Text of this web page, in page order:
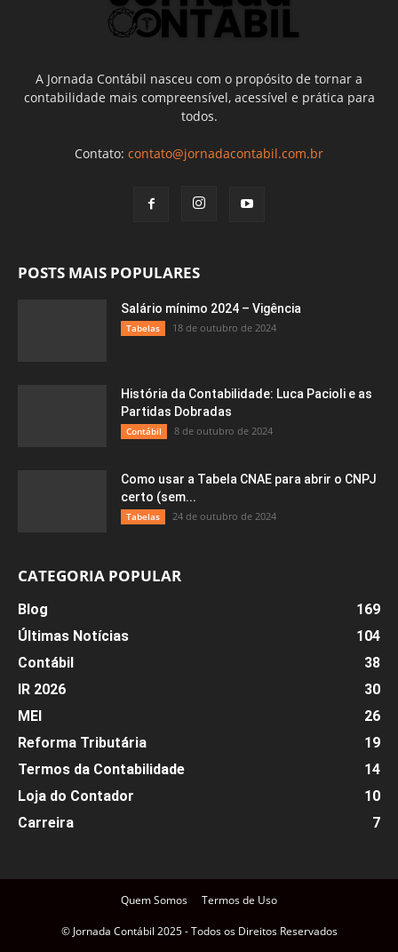
A Jornada Contábil nasceu com o propósito de tornar a
contabilidade mais compreensível, acessível e prática para
todos.
Contato: contato@jornadacontabil.com.br
POSTS MAIS POPULARES
Salário mínimo 2024 – Vigência
Tabelas 18 de outubro de 2024
História da Contabilidade: Luca Pacioli e as
Partidas Dobradas
Contábil 8 de outubro de 2024
Como usar a Tabela CNAE para abrir o CNPJ
certo (sem...
Tabelas 24 de outubro de 2024
CATEGORIA POPULAR
Blog
169
Últimas Notícias
104
Contábil
38
IR 2026
30
MEI
26
Reforma Tributária
19
Termos da Contabilidade
14
Loja do Contador
10
Carreira
7
Quem Somos Termos de Uso
© Jornada Contábil 2025 - Todos os Direitos Reservados